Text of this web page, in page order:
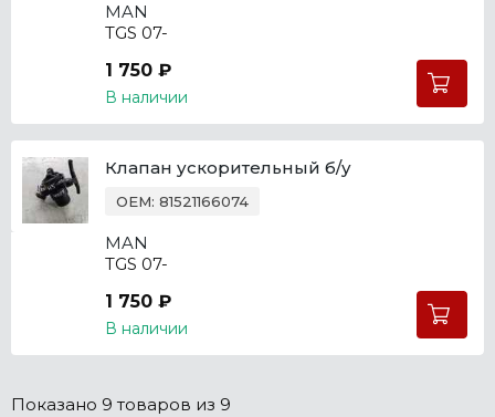
MAN
TGS 07-
1 750 ₽
В наличии
Клапан ускорительный б/у
OEM: 81521166074
MAN
TGS 07-
1 750 ₽
В наличии
Показано 9 товаров из 9